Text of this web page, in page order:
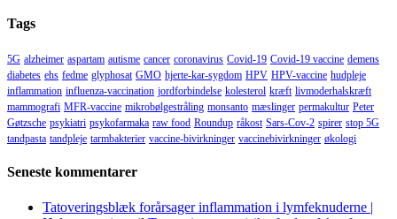
Tags
5G alzheimer aspartam autisme cancer coronavirus Covid-19 Covid-19 vaccine demens
diabetes ehs fedme glyphosat GMO hjerte-kar-sygdom HPV HPV-vaccine hudpleje
inflammation influenza-vaccination jordforbindelse kolesterol kræft livmoderhalskræft
mammografi MFR-vaccine mikrobølgestråling monsanto mæslinger permakultur Peter
Gøtzsche psykiatri psykofarmaka raw food Roundup råkost Sars-Cov-2 spirer stop 5G
tandpasta tandpleje tarmbakterier vaccine-bivirkninger vaccinebivirkninger økologi
Seneste kommentarer
Tatoveringsblæk forårsager inflammation i lymfeknuderne |